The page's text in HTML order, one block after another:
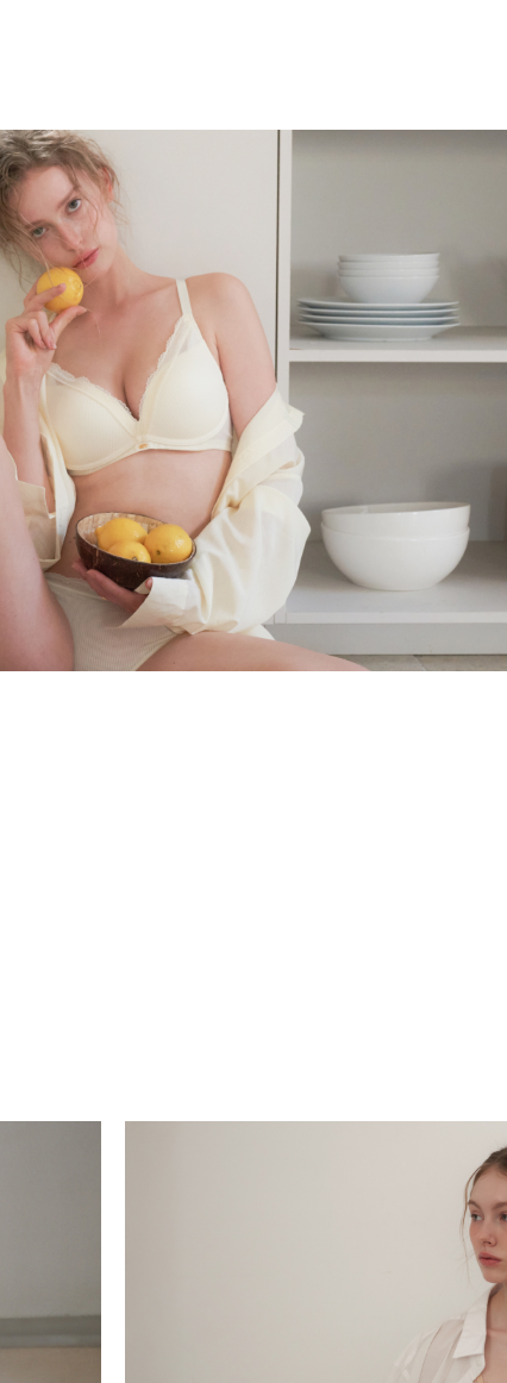
류머 라
%
[26SS] 올데이 볼류머 라
이트 3set
노와이어
315,000 ₩ 110,000 %
4.8 (리뷰 702)